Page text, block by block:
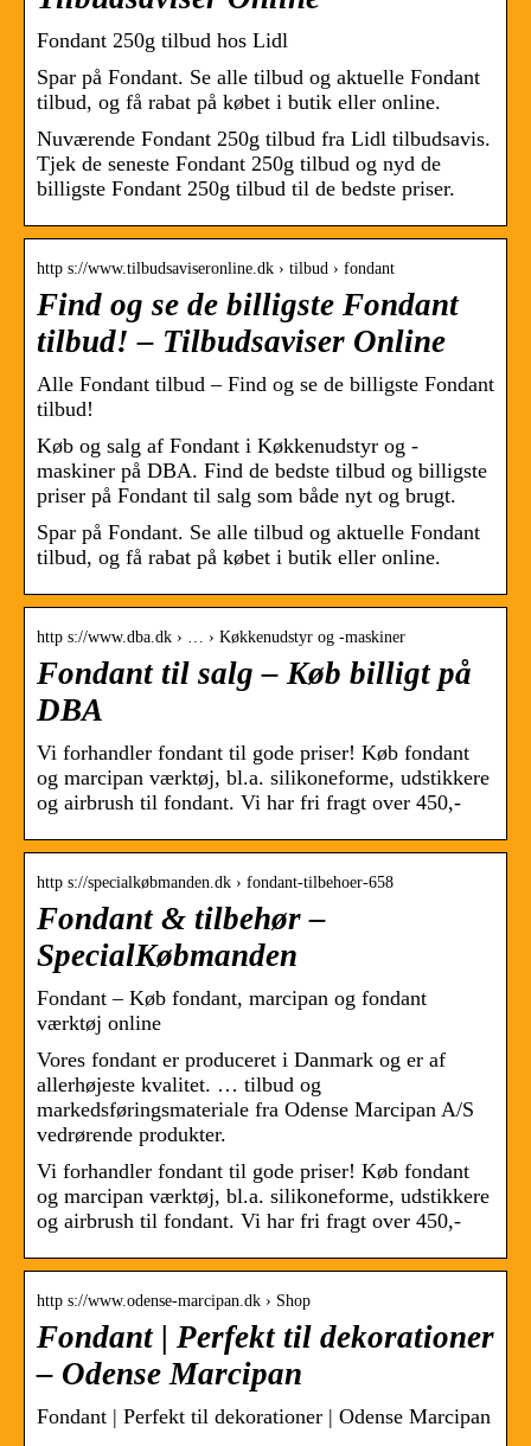
Fondant 250g tilbud hos Lidl
Spar på Fondant. Se alle tilbud og aktuelle Fondant
tilbud, og få rabat på købet i butik eller online.
Nuværende Fondant 250g tilbud fra Lidl tilbudsavis.
Tjek de seneste Fondant 250g tilbud og nyd de
billigste Fondant 250g tilbud til de bedste priser.
http s://www.tilbudsaviseronline.dk › tilbud › fondant
Find og se de billigste Fondant
tilbud! – Tilbudsaviser Online
Alle Fondant tilbud – Find og se de billigste Fondant
tilbud!
Køb og salg af Fondant i Køkkenudstyr og -
maskiner på DBA. Find de bedste tilbud og billigste
priser på Fondant til salg som både nyt og brugt.
Spar på Fondant. Se alle tilbud og aktuelle Fondant
tilbud, og få rabat på købet i butik eller online.
http s://www.dba.dk › … › Køkkenudstyr og -maskiner
Fondant til salg – Køb billigt på
DBA
Vi forhandler fondant til gode priser! Køb fondant
og marcipan værktøj, bl.a. silikoneforme, udstikkere
og airbrush til fondant. Vi har fri fragt over 450,-
http s://specialkøbmanden.dk › fondant-tilbehoer-658
Fondant & tilbehør –
SpecialKøbmanden
Fondant – Køb fondant, marcipan og fondant
værktøj online
Vores fondant er produceret i Danmark og er af
allerhøjeste kvalitet. … tilbud og
markedsføringsmateriale fra Odense Marcipan A/S
vedrørende produkter.
Vi forhandler fondant til gode priser! Køb fondant
og marcipan værktøj, bl.a. silikoneforme, udstikkere
og airbrush til fondant. Vi har fri fragt over 450,-
http s://www.odense-marcipan.dk › Shop
Fondant | Perfekt til dekorationer
– Odense Marcipan
Fondant | Perfekt til dekorationer | Odense Marcipan